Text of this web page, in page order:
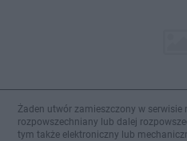
Żaden utwór zamieszczony w serwisie
rozpowszechniany lub dalej
tym także elektroniczny lub